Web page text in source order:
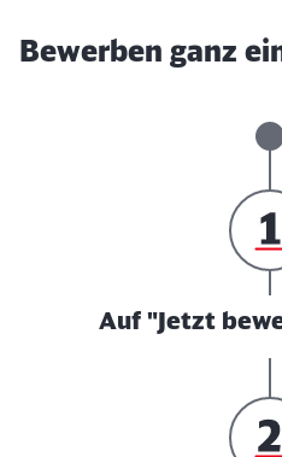
Bewerben ganz
Auf "Jetzt